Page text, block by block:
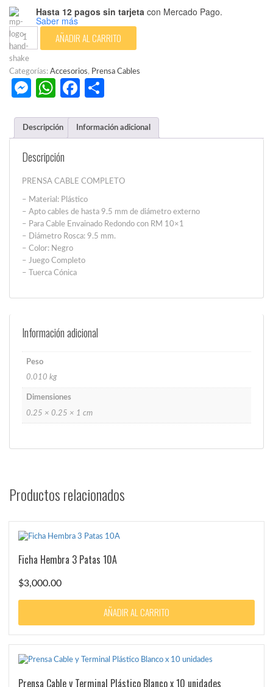
original
era:
$4,500.00.
actual
$4,000.00.
Hasta 12 pagos sin tarjeta con Mercado Pago.
Saber más
Prensa
Cable
y
Terminal
Plástico
Negro
10
unidades
cantidad
AÑADIR AL CARRITO
Categorías: Accesorios, Prensa Cables
Messenger
WhatsApp
Facebook
Descripción Información adicional
Descripción
PRENSA CABLE COMPLETO
– Material: Plástico
– Apto cables de hasta 9.5 mm de diámetro externo
– Para Cable Envainado Redondo con RM 10×1
– Diámetro Rosca: 9.5 mm.
– Color: Negro
– Juego Completo
– Tuerca Cónica
Información adicional
Peso
0.010 kg
Dimensiones
0.25 × 0.25 × 1 cm
Productos relacionados
Ficha Hembra 3 Patas 10A
$3,000.00
AÑADIR AL CARRITO
Prensa Cable y Terminal Plástico Blanco x 10 unidades